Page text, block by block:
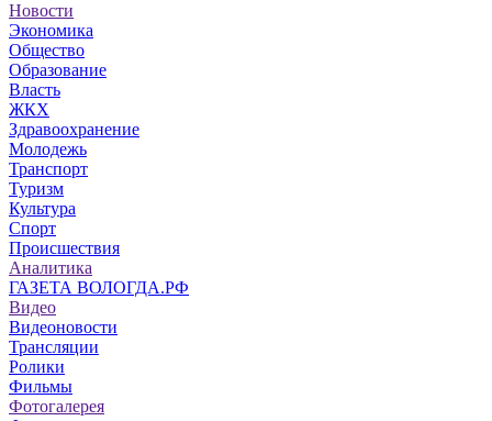
Новости
Экономика
Общество
Образование
Власть
ЖКХ
Здравоохранение
Молодежь
Транспорт
Туризм
Культура
Спорт
Происшествия
Аналитика
ГАЗЕТА ВОЛОГДА.РФ
Видео
Видеоновости
Трансляции
Ролики
Фильмы
Фотогалерея